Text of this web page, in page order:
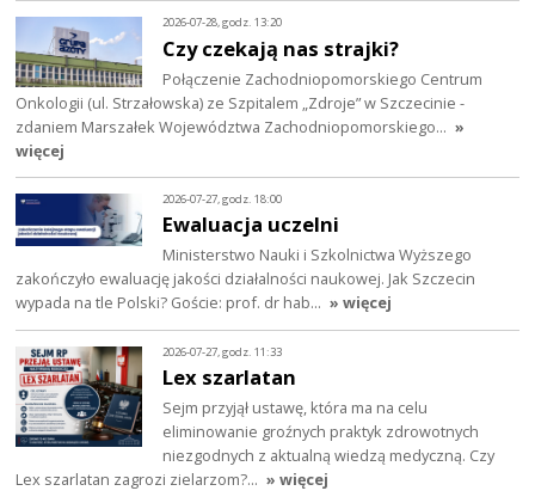
2026-07-28, godz. 13:20
Czy czekają nas strajki?
Połączenie Zachodniopomorskiego Centrum
Onkologii (ul. Strzałowska) ze Szpitalem „Zdroje” w Szczecinie -
zdaniem Marszałek Województwa Zachodniopomorskiego… »
więcej
2026-07-27, godz. 18:00
Ewaluacja uczelni
Ministerstwo Nauki i Szkolnictwa Wyższego
zakończyło ewaluację jakości działalności naukowej. Jak Szczecin
wypada na tle Polski? Goście: prof. dr hab… » więcej
2026-07-27, godz. 11:33
Lex szarlatan
Sejm przyjął ustawę, która ma na celu
eliminowanie groźnych praktyk zdrowotnych
niezgodnych z aktualną wiedzą medyczną. Czy
Lex szarlatan zagrozi zielarzom?… » więcej